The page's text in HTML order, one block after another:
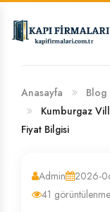
BANKA HESAP
Anasayfa
Blog
Kumburgaz
Fiyat Bilgisi
Admin 2026-
41 görüntülenme